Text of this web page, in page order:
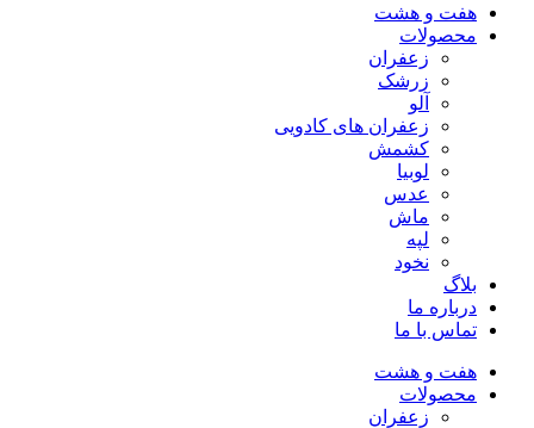
هفت و هشت
محصولات
زعفران
زرشک
آلو
زعفران های کادویی
کشمش
لوبیا
عدس
ماش
لپه
نخود
بلاگ
درباره ما
تماس با ما
هفت و هشت
محصولات
زعفران